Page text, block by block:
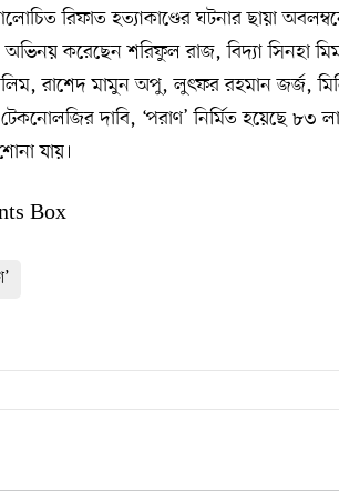
রিফাত হত্যাকাণ্ডের ঘটনার ছায়া অবলম্বনে
অভিনয় করেছেন শরিফুল রাজ, বিদ্যা
রাশেদ মামুন অপু, লুৎফর রহমান জর্জ,
দাবি, ‘পরাণ’ নির্মিত হয়েছে ৮৩
যায়।
Box